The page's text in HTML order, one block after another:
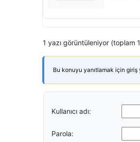
1 yazı görüntüleniyor (toplam
Bu konuyu yanıtlamak için giriş
Kullanıcı adı:
Parola: